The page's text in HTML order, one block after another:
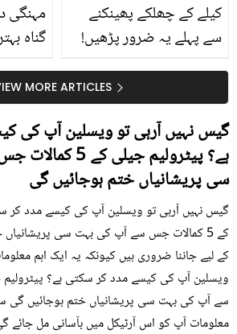
مہنگی
گناہ
کیوں
کیلے کے چھلکے پھینکنے
سے پہلے یہ ضرور پڑھیں!
سستا اور قدرتی حلMORE ARTICLES
گیس نہیں آرہی تو ویسلین آپ کی
ہے؟ پیٹرولیم
سی پریشانیاں ختم ہوجائیں گی
گیس نہیں آرہی تو ویسلین آپ کی کیسے مدد کر
کے 5 کمالات جس سے آپ کی بہت سی
کے لیے جاننا ضروری ہیں کیونکہ یہ ایک اہم
سے آپ کی بہت سی پریشانیاں ختم ہوجائیں گی
معلومات آپ کو اس آرٹیکل میں بآسانی مل جائے